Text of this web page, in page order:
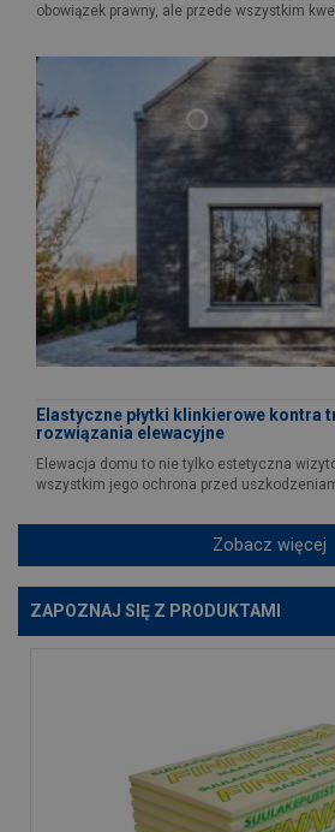
obowiązek prawny, ale przede wszystkim
Elastyczne płytki klinkierowe kontra
rozwiązania elewacyjne
Elewacja domu to nie tylko estetyczna
wszystkim jego ochrona przed
Zobacz więcej
ZAPOZNAJ SIĘ Z PRODUKTAMI